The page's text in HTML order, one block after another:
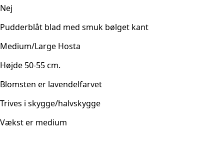
Nej
Pudderblåt blad med smuk bølget kant
Medium/Large Hosta
Højde 50-55 cm.
Blomsten er lavendelfarvet
Trives i skygge/halvskygge
Vækst er medium